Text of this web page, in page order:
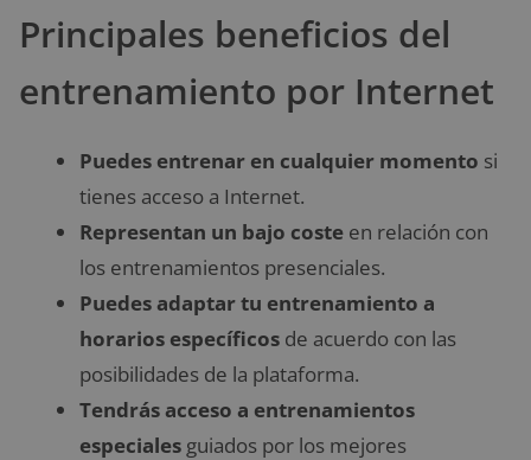
Principales beneficios del
entrenamiento por Internet
Puedes entrenar en cualquier momento si
tienes acceso a Internet.
Representan un bajo coste en relación con
los entrenamientos presenciales.
Puedes adaptar tu entrenamiento a
horarios específicos de acuerdo con las
posibilidades de la plataforma.
Tendrás acceso a entrenamientos
especiales guiados por los mejores